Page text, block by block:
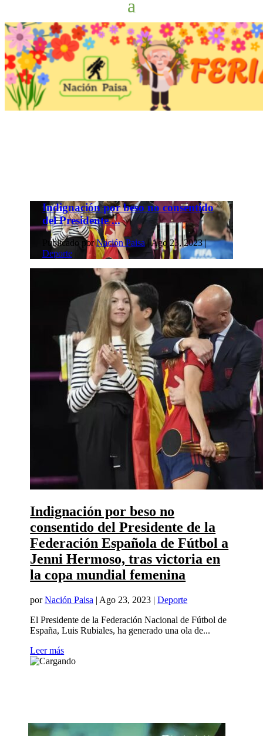
Indignación por beso no consentido
del Presidente ...
Publicado porNación Paisa| Ago 23, 2023|
Deporte
Indignación por beso no
consentido del Presidente de la
Federación Española de Fútbol a
Jenni Hermoso, tras victoria en
la copa mundial femenina
porNación Paisa | Ago 23, 2023 |Deporte
El Presidente de la Federación Nacional de Fútbol de
España, Luis Rubiales, ha generado una ola de...
Leer más